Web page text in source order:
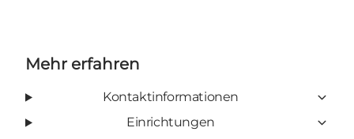
Mehr erfahren
Kontaktinformationen
Einrichtungen